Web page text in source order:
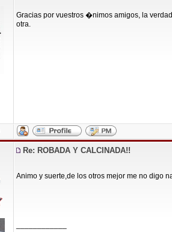
Gracias por vuestros �nimos amigos, la
otra.
Re: ROBADA Y CALCINADA!!
Animo y suerte,de los otros mejor me no digo